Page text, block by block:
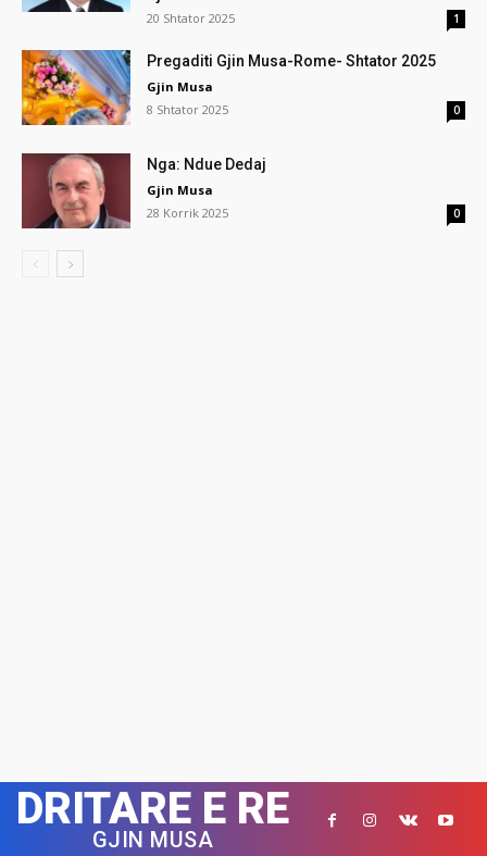
20 Shtator 2025
1
Pregaditi Gjin Musa-Rome- Shtator 2025
Gjin Musa
8 Shtator 2025
0
Nga: Ndue Dedaj
Gjin Musa
28 Korrik 2025
0
DRITARE E RE
GJIN MUSA